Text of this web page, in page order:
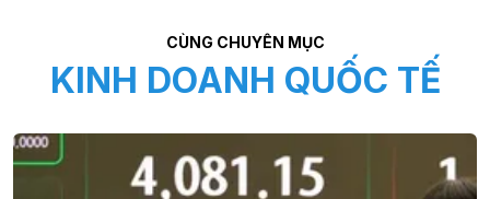
CÙNG CHUYÊN MỤC
KINH DOANH QUỐC TẾ